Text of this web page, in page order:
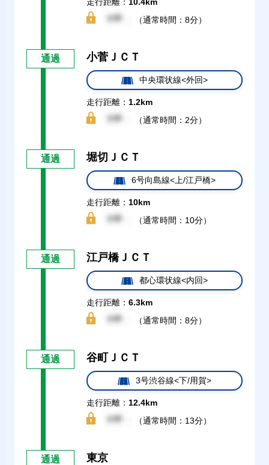
（通常時間：8分）
通過 小菅ＪＣＴ
中央環状線<外回>
走行距離： 1.2km
（通常時間：2分）
通過 堀切ＪＣＴ
6号向島線<上/江戸橋>
走行距離： 10km
（通常時間：10分）
通過 江戸橋ＪＣＴ
都心環状線<内回>
走行距離： 6.3km
（通常時間：8分）
通過 谷町ＪＣＴ
3号渋谷線<下/用賀>
走行距離： 12.4km
（通常時間：13分）
通過 東京